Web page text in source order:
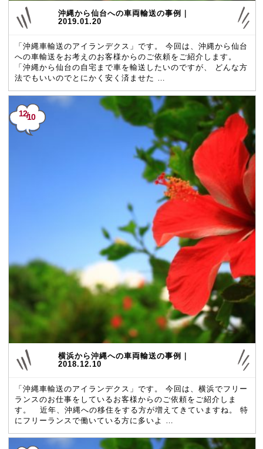
沖縄から仙台への車両輸送の事例｜
2019.01.20
「沖縄車輸送のアイランデクス」です。 今回は、沖縄から仙台
への車輸送をお考えのお客様からのご依頼をご紹介します。
「沖縄から仙台の自宅まで車を輸送したいのですが、 どんな方
法でもいいのでとにかく安く済ませた …
12/10
横浜から沖縄への車両輸送の事例｜
2018.12.10
「沖縄車輸送のアイランデクス」です。 今回は、横浜でフリー
ランスのお仕事をしているお客様からのご依頼をご紹介しま
す。 近年、沖縄への移住をする方が増えてきていますね。 特
にフリーランスで働いている方に多いよ …